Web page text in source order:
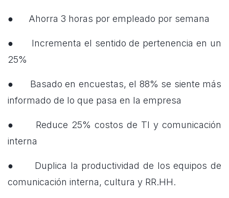
● Ahorra 3 horas por empleado por semana
● Incrementa el sentido de pertenencia en un
25%
● Basado en encuestas, el 88% se siente más
informado de lo que pasa en la empresa
● Reduce 25% costos de TI y comunicación
interna
● Duplica la productividad de los equipos de
comunicación interna, cultura y RR.HH.